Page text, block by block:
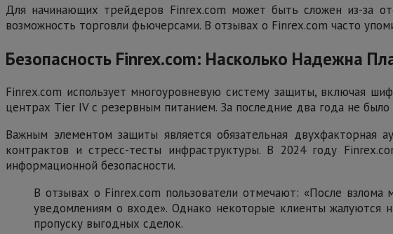
Для начинающих трейдеров Finrex.com может быть сложен из-за
возможность торговли фьючерсами. В отзывах о Finrex.com часто
Безопасность Finrex.com: Насколько Надежна
Finrex.com использует многоуровневую систему защиты, включая
центрах Tier IV с резервным питанием. За последние два года не
Важным элементом защиты является обязательная
контрактов и стресс-тесты инфраструктуры. В 2024 году
информационной безопасности.
В отзывах о Finrex.com пользователи отмечают: «После
уведомлениям о входе». Однако некоторые клиенты жалуются
пропуску выгодных сделок.